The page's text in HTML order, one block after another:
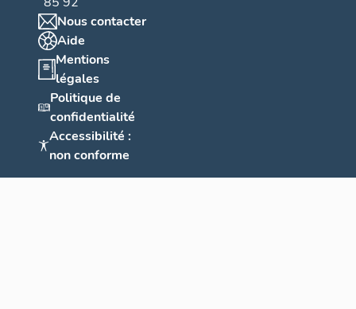
Nous contacter
Aide
Mentions
légales
Politique de
confidentialité
Accessibilité :
non conforme